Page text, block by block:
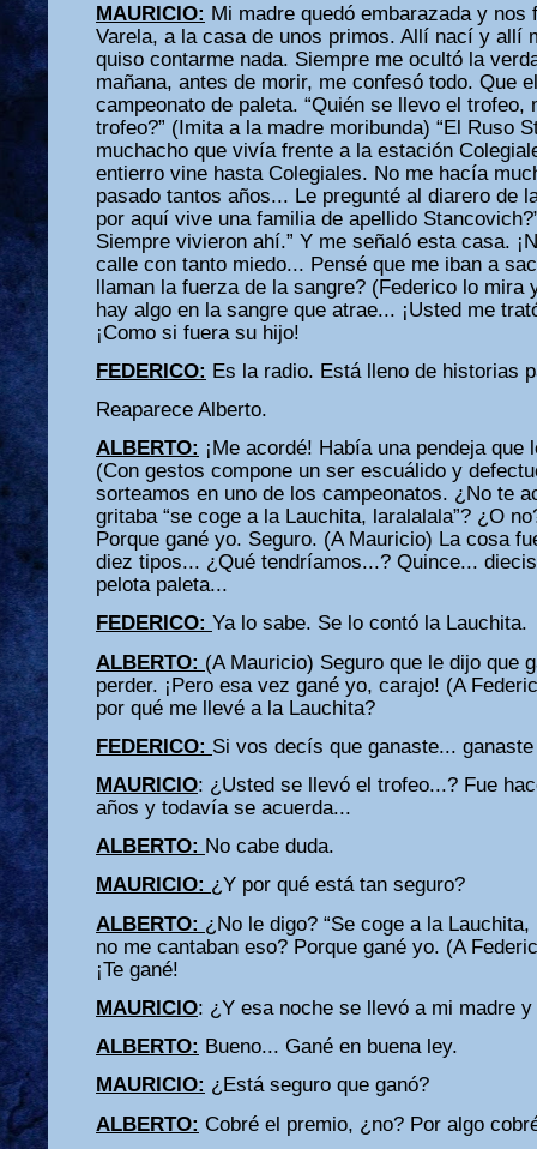
MAURICIO: Mi madre quedó embarazada y
Varela, a la casa de unos primos. Allí nací y allí
quiso contarme nada. Siempre me ocultó la
mañana, antes de morir, me confesó todo. Que
campeonato de paleta. “Quién se llevo el trofeo,
trofeo?” (Imita a la madre moribunda) “El Ruso
muchacho que vivía frente a la estación
entierro vine hasta Colegiales. No me hacía
pasado tantos años... Le pregunté al diarero de
por aquí vive una familia de apellido
Siempre vivieron ahí.” Y me señaló esta casa.
calle con tanto miedo... Pensé que me iban a
llaman la fuerza de la sangre? (Federico lo mira
hay algo en la sangre que atrae... ¡Usted me
¡Como si fuera su hijo!
FEDERICO: Es la radio. Está lleno de historias
Reaparece Alberto.
ALBERTO: ¡Me acordé! Había una pendeja
(Con gestos compone un ser escuálido y
sorteamos en uno de los campeonatos. ¿No te
gritaba “se coge a la Lauchita, laralalala”? ¿O
Porque gané yo. Seguro. (A Mauricio) La cosa
diez tipos... ¿Qué tendríamos...? Quince...
pelota paleta...
FEDERICO: Ya lo sabe. Se lo contó la Lauchita.
ALBERTO: (A Mauricio) Seguro que le dijo que
perder. ¡Pero esa vez gané yo, carajo! (A
por qué me llevé a la Lauchita?
FEDERICO: Si vos decís que ganaste...
MAURICIO: ¿Usted se llevó el trofeo...? Fue
años y todavía se acuerda...
ALBERTO: No cabe duda.
MAURICIO: ¿Y por qué está tan seguro?
ALBERTO: ¿No le digo? “Se coge a la
no me cantaban eso? Porque gané yo. (A
¡Te gané!
MAURICIO: ¿Y esa noche se llevó a mi madre
ALBERTO: Bueno... Gané en buena ley.
MAURICIO: ¿Está seguro que ganó?
ALBERTO: Cobré el premio, ¿no? Por algo